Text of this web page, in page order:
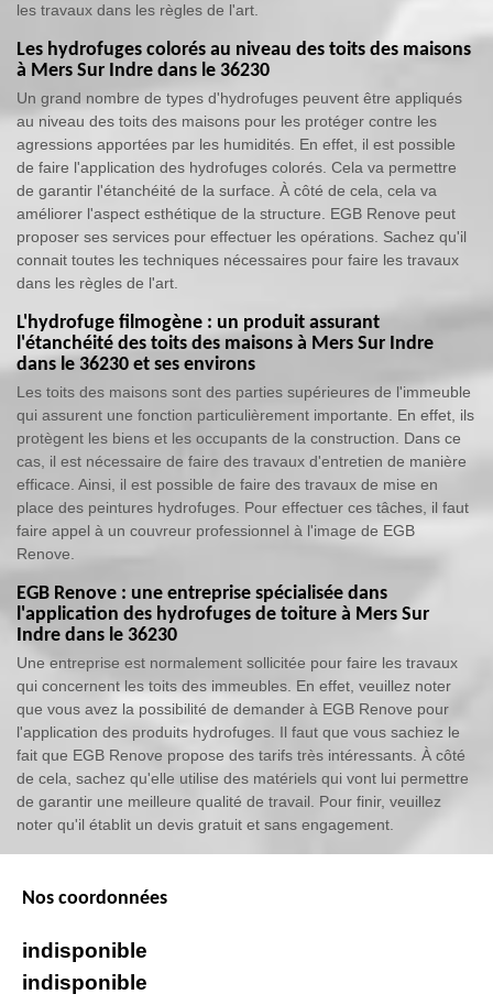
les travaux dans les règles de l'art.
Les hydrofuges colorés au niveau des toits des maisons
à Mers Sur Indre dans le 36230
Un grand nombre de types d'hydrofuges peuvent être appliqués
au niveau des toits des maisons pour les protéger contre les
agressions apportées par les humidités. En effet, il est possible
de faire l'application des hydrofuges colorés. Cela va permettre
de garantir l'étanchéité de la surface. À côté de cela, cela va
améliorer l'aspect esthétique de la structure. EGB Renove peut
proposer ses services pour effectuer les opérations. Sachez qu'il
connait toutes les techniques nécessaires pour faire les travaux
dans les règles de l'art.
L'hydrofuge filmogène : un produit assurant
l'étanchéité des toits des maisons à Mers Sur Indre
dans le 36230 et ses environs
Les toits des maisons sont des parties supérieures de l'immeuble
qui assurent une fonction particulièrement importante. En effet, ils
protègent les biens et les occupants de la construction. Dans ce
cas, il est nécessaire de faire des travaux d'entretien de manière
efficace. Ainsi, il est possible de faire des travaux de mise en
place des peintures hydrofuges. Pour effectuer ces tâches, il faut
faire appel à un couvreur professionnel à l'image de EGB
Renove.
EGB Renove : une entreprise spécialisée dans
l'application des hydrofuges de toiture à Mers Sur
Indre dans le 36230
Une entreprise est normalement sollicitée pour faire les travaux
qui concernent les toits des immeubles. En effet, veuillez noter
que vous avez la possibilité de demander à EGB Renove pour
l'application des produits hydrofuges. Il faut que vous sachiez le
fait que EGB Renove propose des tarifs très intéressants. À côté
de cela, sachez qu'elle utilise des matériels qui vont lui permettre
de garantir une meilleure qualité de travail. Pour finir, veuillez
noter qu'il établit un devis gratuit et sans engagement.
Nos coordonnées
indisponible
indisponible